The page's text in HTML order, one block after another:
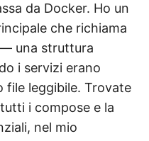
da Docker. Ho un
che richiama
una struttura
i servizi erano
file leggibile. Trovate
i compose e la
nel mio